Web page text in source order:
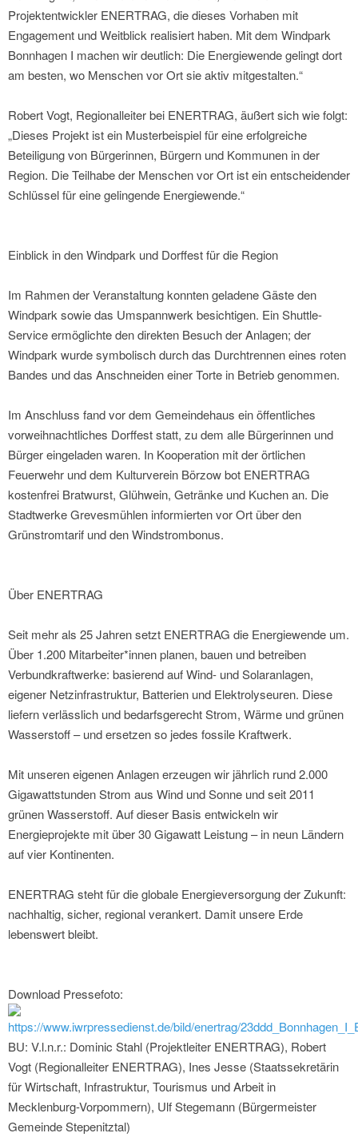
Projektentwickler ENERTRAG, die dieses Vorhaben mit
Engagement und Weitblick realisiert haben. Mit dem Windpark
Bonnhagen I machen wir deutlich: Die Energiewende gelingt dort
am besten, wo Menschen vor Ort sie aktiv mitgestalten.“
Robert Vogt, Regionalleiter bei ENERTRAG, äußert sich wie folgt:
„Dieses Projekt ist ein Musterbeispiel für eine erfolgreiche
Beteiligung von Bürgerinnen, Bürgern und Kommunen in der
Region. Die Teilhabe der Menschen vor Ort ist ein entscheidender
Schlüssel für eine gelingende Energiewende.“
Einblick in den Windpark und Dorffest für die Region
Im Rahmen der Veranstaltung konnten geladene Gäste den
Windpark sowie das Umspannwerk besichtigen. Ein Shuttle-
Service ermöglichte den direkten Besuch der Anlagen; der
Windpark wurde symbolisch durch das Durchtrennen eines roten
Bandes und das Anschneiden einer Torte in Betrieb genommen.
Im Anschluss fand vor dem Gemeindehaus ein öffentliches
vorweihnachtliches Dorffest statt, zu dem alle Bürgerinnen und
Bürger eingeladen waren. In Kooperation mit der örtlichen
Feuerwehr und dem Kulturverein Börzow bot ENERTRAG
kostenfrei Bratwurst, Glühwein, Getränke und Kuchen an. Die
Stadtwerke Grevesmühlen informierten vor Ort über den
Grünstromtarif und den Windstrombonus.
Über ENERTRAG
Seit mehr als 25 Jahren setzt ENERTRAG die Energiewende um.
Über 1.200 Mitarbeiter*innen planen, bauen und betreiben
Verbundkraftwerke: basierend auf Wind- und Solaranlagen,
eigener Netzinfrastruktur, Batterien und Elektrolyseuren. Diese
liefern verlässlich und bedarfsgerecht Strom, Wärme und grünen
Wasserstoff – und ersetzen so jedes fossile Kraftwerk.
Mit unseren eigenen Anlagen erzeugen wir jährlich rund 2.000
Gigawattstunden Strom aus Wind und Sonne und seit 2011
grünen Wasserstoff. Auf dieser Basis entwickeln wir
Energieprojekte mit über 30 Gigawatt Leistung – in neun Ländern
auf vier Kontinenten.
ENERTRAG steht für die globale Energieversorgung der Zukunft:
nachhaltig, sicher, regional verankert. Damit unsere Erde
lebenswert bleibt.
Download Pressefoto:
https://www.iwrpressedienst.de/bild/enertrag/
BU: V.l.n.r.: Dominic Stahl (Projektleiter ENERTRAG), Robert
Vogt (Regionalleiter ENERTRAG), Ines Jesse (Staatssekretärin
für Wirtschaft, Infrastruktur, Tourismus und Arbeit in
Mecklenburg-Vorpommern), Ulf Stegemann (Bürgermeister
Gemeinde Stepenitztal)